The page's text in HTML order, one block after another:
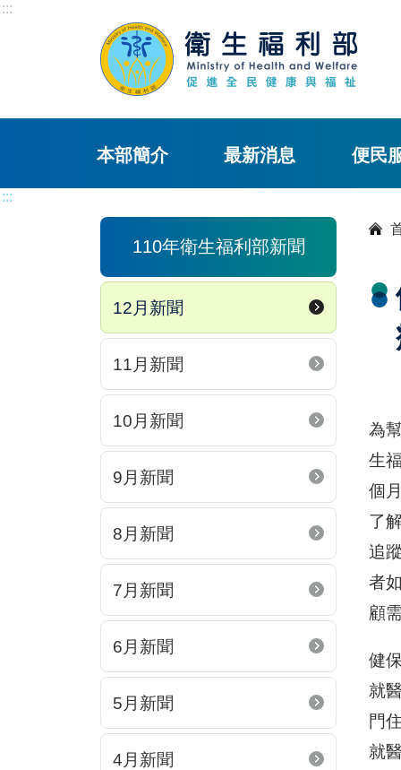
:::
本部簡介 最新消息 便民
:::
110年衛生福利部新聞
12月新聞
11月新聞
10月新聞
9月新聞
8月新聞
7月新聞
6月新聞
5月新聞
4月新聞
為
生
個
了
追
者
顧
健
就
門
就